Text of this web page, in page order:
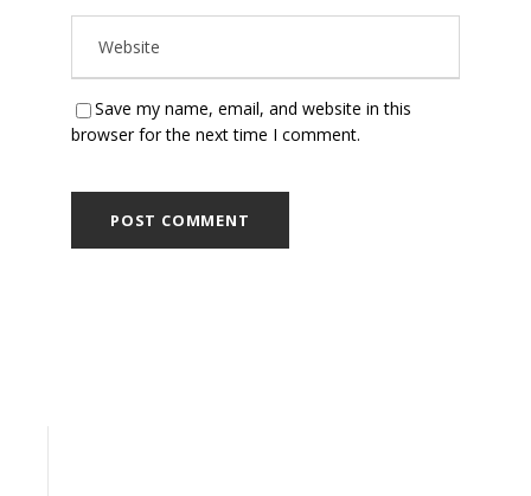
Save my name, email, and website in this
browser for the next time I comment.